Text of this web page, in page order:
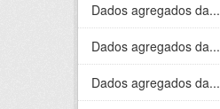
Dados agregados da...
Dados agregados da...
Dados agregados da...